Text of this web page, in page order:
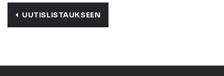
UUTISLISTAUKSEEN